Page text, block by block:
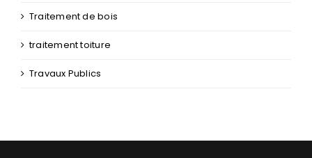
Traitement de bois
traitement toiture
Travaux Publics